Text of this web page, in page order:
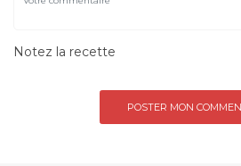
Notez la recette